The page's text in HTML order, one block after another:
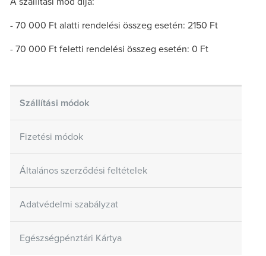
- 70 000 Ft alatti rendelési összeg esetén: 2150 Ft
- 70 000 Ft feletti rendelési összeg esetén: 0 Ft
Szállítási módok
Fizetési módok
Általános szerződési feltételek
Adatvédelmi szabályzat
Egészségpénztári Kártya